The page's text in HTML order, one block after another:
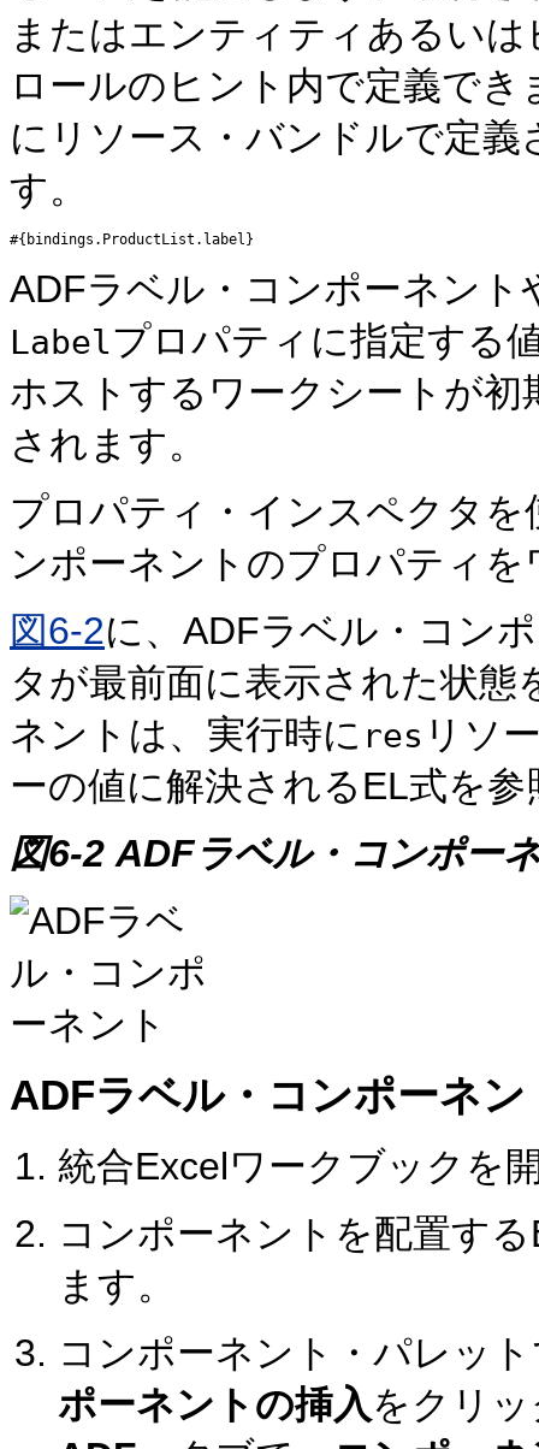
またはエンティティあるい
ロールのヒント内で定義で
にリソース・バンドルで定
す。
ADFラベル・コンポーネン
Labelプロパティに指定する
ホストするワークシートが
されます。
プロパティ・インスペクタ
ンポーネントのプロパティ
図6-2に、ADFラベル・コン
タが最前面に表示された状
ネントは、実行時に res リソ
ーの値に解決されるEL式を
図6-2 ADFラベル・コンポー
ADFラベル・コンポーネ
統合Excelワークブックを
コンポーネントを配置す
ます。
コンポーネント・パレッ
ポーネントの挿入をクリ